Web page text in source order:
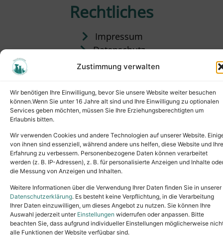
Zustimmung verwalten
Wir benötigen Ihre Einwilligung, bevor Sie unsere Website weiter besuchen
können.Wenn Sie unter 16 Jahre alt sind und Ihre Einwilligung zu optionalen
Services geben möchten, müssen Sie Ihre Erziehungsberechtigten um
Erlaubnis bitten.
Wir verwenden Cookies und andere Technologien auf unserer Website.
von ihnen sind essenziell, während andere uns helfen, diese Website und Ihre
Erfahrung zu verbessern. Personenbezogene Daten können verarbeitet
werden (z. B. IP-Adressen), z. B. für personalisierte Anzeigen und Inhalte
die Messung von Anzeigen und Inhalten.
Weitere Informationen über die Verwendung Ihrer Daten finden Sie in unserer
Datenschutzerklärung. Es besteht keine Verpflichtung, in die Verarbeitung
Ihrer Daten einzuwilligen, um dieses Angebot zu nutzen. Sie können Ihre
Auswahl jederzeit unter Einstellungen widerrufen oder anpassen. Bitte
beachten Sie, dass aufgrund individueller Einstellungen möglicherweise
alle Funktionen der Website verfügbar sind.
Rechtliches
Impressum
Datenschutz
Satzung
Copyright © 2024. All rights reserved.
Tel.: (02631) 55356buero@tierheim-neuwied.de
Ludwigshof 1, 56567 Neuwied